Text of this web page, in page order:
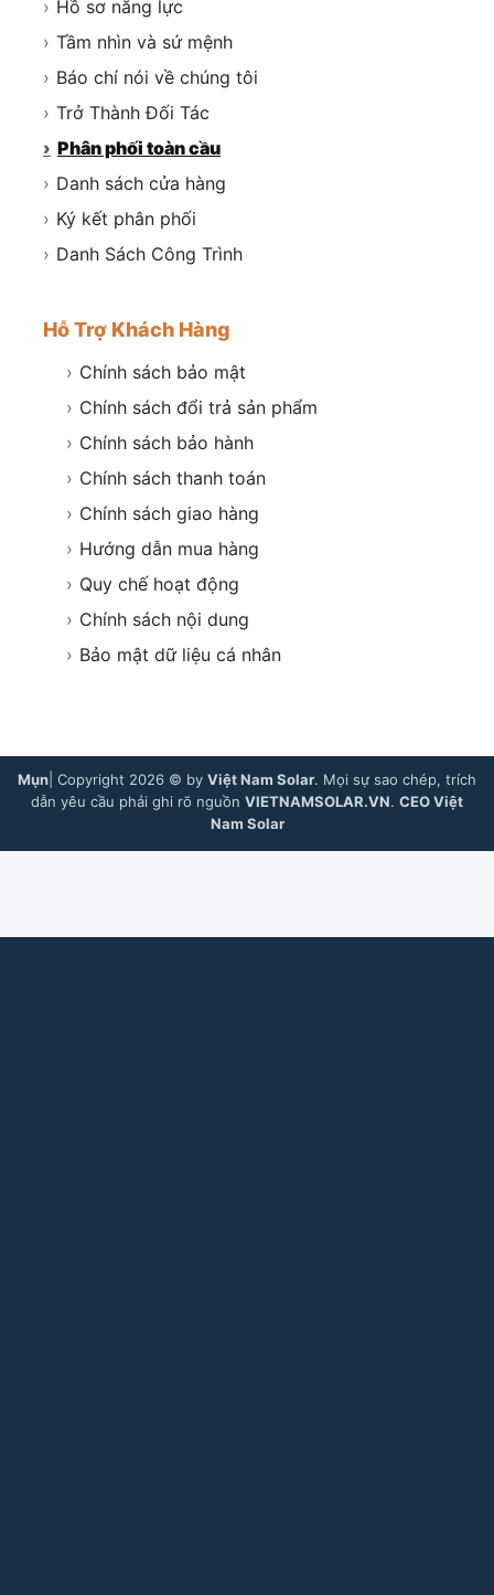
› Hồ sơ năng lực
› Tầm nhìn và sứ mệnh
› Báo chí nói về chúng tôi
› Trở Thành Đối Tác
› Phân phối toàn cầu
› Danh sách cửa hàng
› Ký kết phân phối
› Danh Sách Công Trình
Hỗ Trợ Khách Hàng
› Chính sách bảo mật
› Chính sách đổi trả sản phẩm
› Chính sách bảo hành
› Chính sách thanh toán
› Chính sách giao hàng
› Hướng dẫn mua hàng
› Quy chế hoạt động
› Chính sách nội dung
› Bảo mật dữ liệu cá nhân
Mụn | Copyright 2026 © by Việt Nam Solar. Mọi sự sao chép, trích
dẫn yêu cầu phải ghi rõ nguồn VIETNAMSOLAR.VN. CEO Việt
Nam Solar